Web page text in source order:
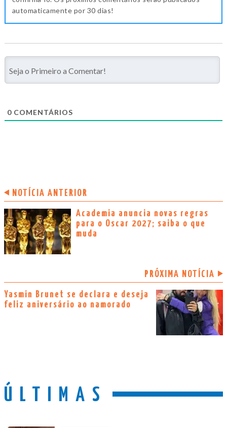
automaticamente por 30 dias!
0 COMENTÁRIOS
NOTÍCIA ANTERIOR
Academia anuncia novas regras
para o Oscar 2027; saiba o que
muda
PRÓXIMA NOTÍCIA
Yasmin Brunet se declara e deseja
feliz aniversário ao namorado
ÚLTIMAS